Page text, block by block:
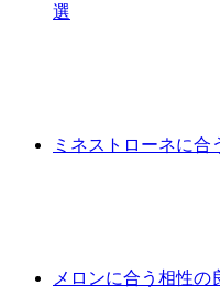
選
ミネストローネに合
メロンに合う相性の